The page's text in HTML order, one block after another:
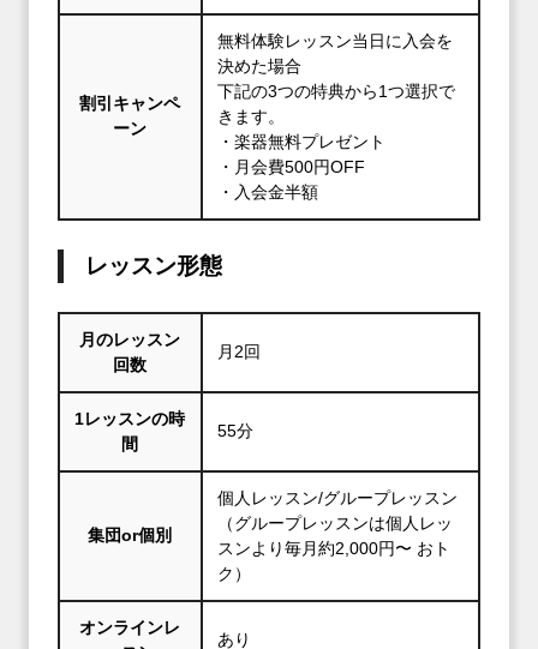
割引キャンペ
ーン
無料体験レッスン当日に入会を
決めた場合
下記の3つの特典から1つ選択で
きます。
・楽器無料プレゼント
・月会費500円OFF
・入会金半額
レッスン形態
月のレッスン
回数
月2回
1レッスンの時
間
55分
集団or個別
個人レッスン/グループレッスン
（グループレッスンは個人レッ
スンより毎月約2,000円〜 おト
ク）
オンラインレ
あり